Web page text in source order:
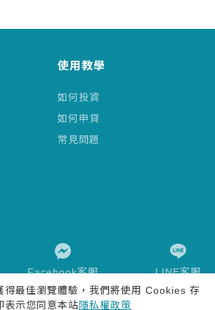
使用教學
如何投資
如何申貸
常見問題
Facebook客服
LINE客服
得最佳瀏覽體驗，我們將使用 Cookies 存
表示您同意本站隱私權政策